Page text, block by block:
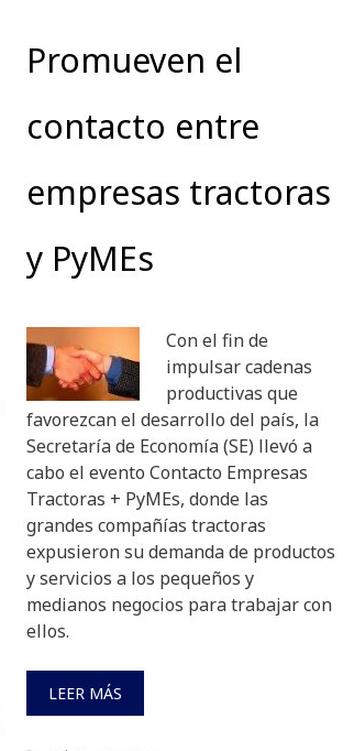
Promueven el
contacto entre
empresas tractoras
y PyMEs
Con el fin de
impulsar cadenas
productivas que
favorezcan el desarrollo del país, la
Secretaría de Economía (SE) llevó a
cabo el evento Contacto Empresas
Tractoras + PyMEs, donde las
grandes compañías tractoras
expusieron su demanda de productos
y servicios a los pequeños y
medianos negocios para trabajar con
ellos.
LEER MÁS